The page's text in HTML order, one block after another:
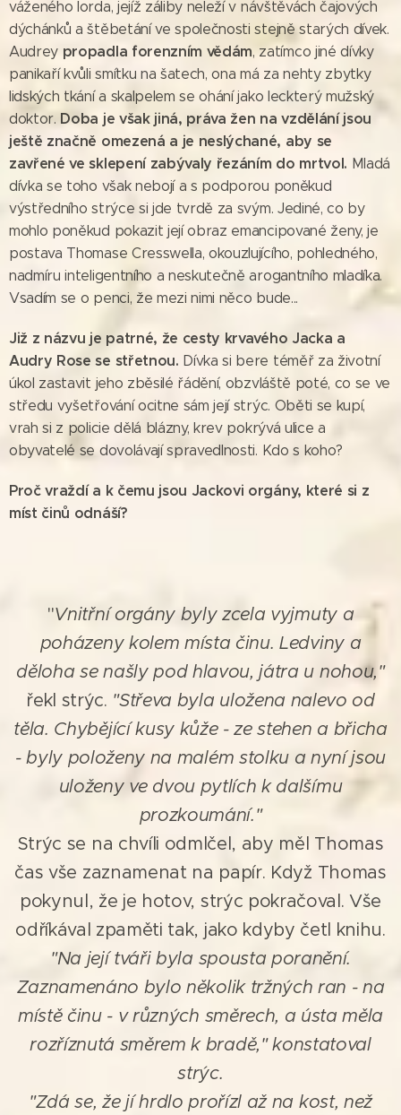
váženého lorda, jejíž záliby neleží v návštěvách čajových
dýchánků a štěbetání ve společnosti stejně starých dívek.
Audrey propadla forenzním vědám, zatímco jiné dívky
panikaří kvůli smítku na šatech, ona má za nehty zbytky
lidských tkání a skalpelem se ohání jako leckterý mužský
doktor. Doba je však jiná, práva žen na vzdělání jsou
ještě značně omezená a je neslýchané, aby se
zavřené ve sklepení zabývaly řezáním do mrtvol. Mladá
dívka se toho však nebojí a s podporou poněkud
výstředního strýce si jde tvrdě za svým. Jediné, co by
mohlo poněkud pokazit její obraz emancipované ženy, je
postava Thomase Cresswella, okouzlujícího, pohledného,
nadmíru inteligentního a neskutečně arogantního mladíka.
Vsadím se o penci, že mezi nimi něco bude...
Již z názvu je patrné, že cesty krvavého Jacka a
Audry Rose se střetnou. Dívka si bere téměř za životní
úkol zastavit jeho zběsilé řádění, obzvláště poté, co se ve
středu vyšetřování ocitne sám její strýc. Oběti se kupí,
vrah si z policie dělá blázny, krev pokrývá ulice a
obyvatelé se dovolávají spravedlnosti. Kdo s koho?
Proč vraždí a k čemu jsou Jackovi orgány, které si z
míst činů odnáší?
"Vnitřní orgány byly zcela vyjmuty a
poházeny kolem místa činu. Ledviny a
děloha se našly pod hlavou, játra u nohou,"
řekl strýc. "Střeva byla uložena nalevo od
těla. Chybějící kusy kůže - ze stehen a břicha
- byly položeny na malém stolku a nyní jsou
uloženy ve dvou pytlích k dalšímu
prozkoumání."
Strýc se na chvíli odmlčel, aby měl Thomas
čas vše zaznamenat na papír. Když Thomas
pokynul, že je hotov, strýc pokračoval. Vše
odříkával zpaměti tak, jako kdyby četl knihu.
"Na její tváři byla spousta poranění.
Zaznamenáno bylo několik tržných ran - na
místě činu - v různých směrech, a ústa měla
rozříznutá směrem k bradě,"konstatoval
strýc.
"Zdá se, že jí hrdlo prořízl až na kost, než